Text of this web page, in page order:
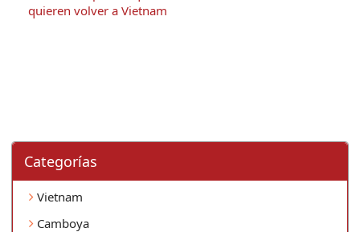
quieren volver a Vietnam
Categorí­as
Vietnam
Camboya